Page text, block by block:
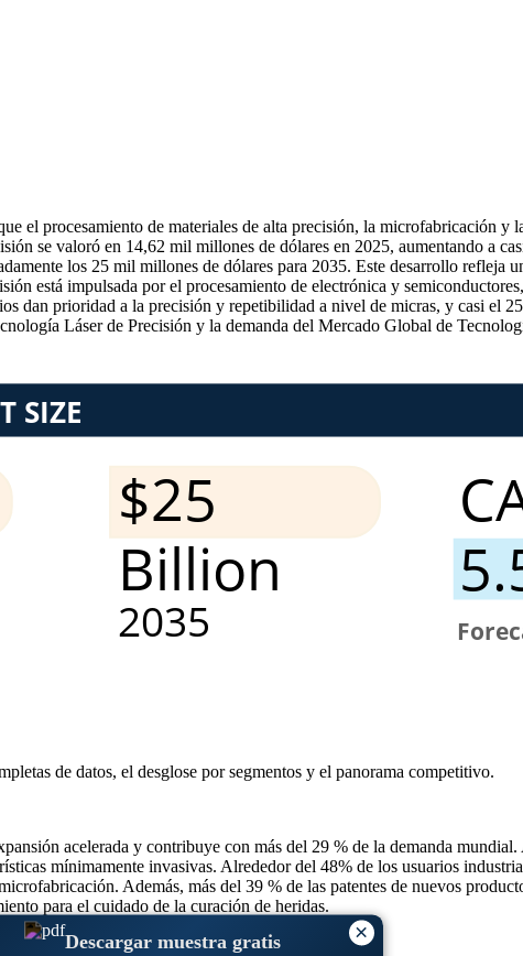
×
Descargar muestra gratis
el procesamiento de materiales de alta precisión, la microfabricación y
se valoró en 14,62 mil millones de dólares en 2025, aumentando a
los 25 mil millones de dólares para 2035. Este desarrollo refleja
está impulsada por el procesamiento de electrónica y
dan prioridad a la precisión y repetibilidad a nivel de micras, y casi el
Láser de Precisión y la demanda del Mercado Global de
de datos, el desglose por segmentos y el panorama competitivo.
acelerada y contribuye con más del 29 % de la demanda
mínimamente invasivas. Alrededor del 48% de los usuarios
Además, más del 39 % de las patentes de nuevos
para el cuidado de la curación de heridas.